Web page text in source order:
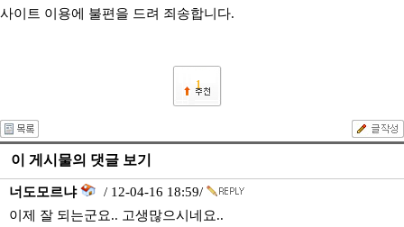
사이트 이용에 불편을 드려 죄송합니다.
1
이 게시물의 댓글 보기
너도모르냐
/ 12-04-16 18:59/
이제 잘 되는군요.. 고생많으시네요..